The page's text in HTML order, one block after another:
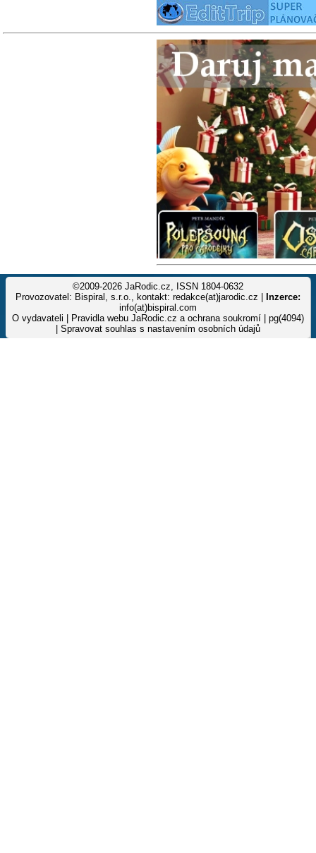
©2009-2026 JaRodic.cz, ISSN 1804-0632
Provozovatel: Bispiral, s.r.o., kontakt: redakce(at)jarodic.cz |
Inzerce:
info(at)bispiral.com
O vydavateli
Pravidla webu JaRodic.cz a ochrana soukromí | pg(4094)
Spravovat souhlas s nastavením osobních údajů